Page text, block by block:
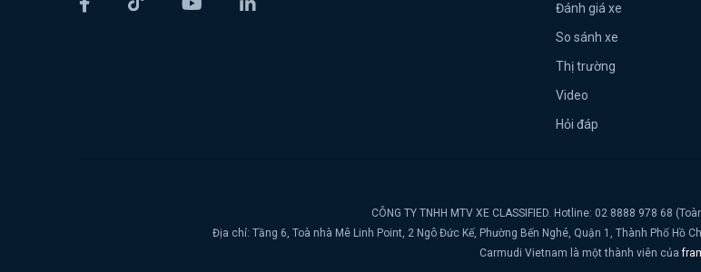
Đánh giá xe
So sánh xe
Thị trường
Video
Hỏi đáp
CÔNG TY TNHH MTV XE CLASSIFIED. Hotline: 02 8888 978 68
Địa chỉ: Tầng 6, Toà nhà Mê Linh Point, 2 Ngô Đức Kế, Phường Bến Nghé, Quận 1, Thành Phố Hồ
Carmudi Vietnam là một thành viên của